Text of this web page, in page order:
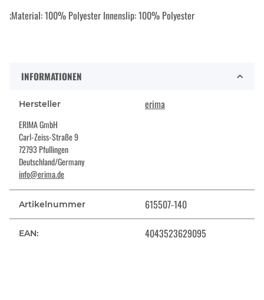
;Material: 100% Polyester Innenslip: 100% Polyester
INFORMATIONEN
Hersteller erima
ERIMA GmbH
Carl-Zeiss-Straße 9
72793 Pfullingen
Deutschland/Germany
info@erima.de
Artikelnummer 615507-140
EAN: 4043523629095